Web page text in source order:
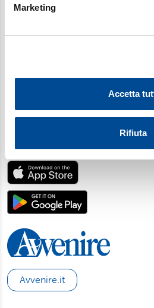
Identificare il tuo
Approfondisci come vengono
dalla Dichiarazione sui cookie.
Utilizziamo i cookie per
informazioni sul modo in cui
nostri partner, che si occupano di
pubblicità e social media, i quali
con altre informazioni che ha
raccolto dal suo utilizzo dei loro
“Rifiuta” saranno installati solo i
per il buon funzionamento del
potrà scegliere quali tipi di cookie
suo dispositivo. Potrà modificare
Marketing
Accetta
Rifiuta
SCARICA L'APP
Avvenire.it